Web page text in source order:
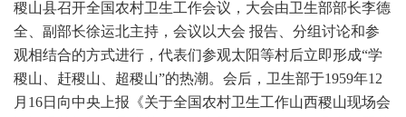
稷山县召开全国农村卫生工作会议，大会由卫生部部长李德
全、副部长徐运北主持，会议以大会 报告、分组讨论和参
观相结合的方式进行，代表们参观太阳等村后立即形成“学
稷山、赶稷山、超稷山”的热潮。会后，卫生部于1959年12
月16日向中央上报《关于全国农村卫生工作山西稷山现场会